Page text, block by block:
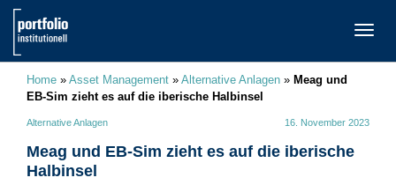
Home » Asset Management » Alternative Anlagen » Meag und
EB-Sim zieht es auf die iberische Halbinsel
Alternative Anlagen 16. November 2023
Meag und EB-Sim zieht es auf die iberische
Halbinsel